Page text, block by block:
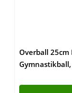
Overball 25cm